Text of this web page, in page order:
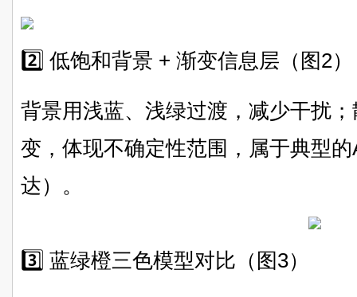
2️⃣ 低饱和背景 + 渐变信息层（图2）
背景用浅蓝、浅绿过渡，减少干扰
变，体现不确定性范围，属于典型
达）。
3️⃣ 蓝绿橙三色模型对比（图3）